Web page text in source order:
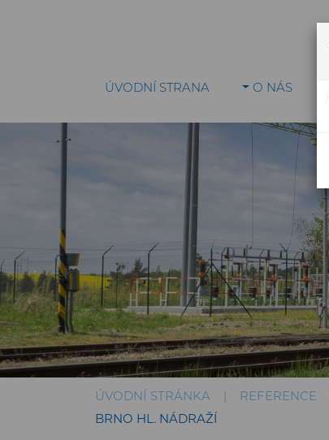
ÚVODNÍ STRANA O NÁS
ÚVODNÍ STRÁNKA REFERENCE
BRNO HL. NÁDRAŽÍ